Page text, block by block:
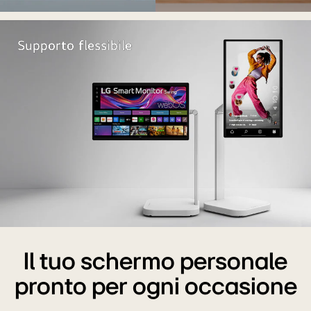
LG
MonitorSupporto flessibile
Il tuo schermo personale
pronto per ogni occasione